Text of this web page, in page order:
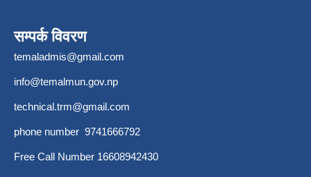
सम्पर्क विवरण
temaladmis@gmail.com
info@temalmun.gov.np
technical.trm@gmail.com
phone number 9741666792
Free Call Number 16608942430